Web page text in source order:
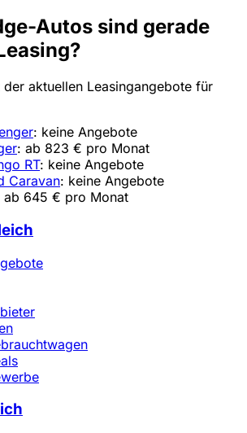
Autos sind gerade
aktuellen Leasingangebote für
: keine Angebote
: ab 823 € pro Monat
RT: keine Angebote
Caravan: keine Angebote
ab 645 € pro Monat